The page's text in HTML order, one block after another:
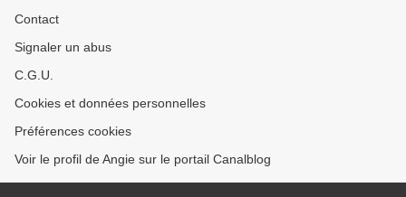
Contact
Signaler un abus
C.G.U.
Cookies et données personnelles
Préférences cookies
Voir le profil de Angie sur le portail Canalblog